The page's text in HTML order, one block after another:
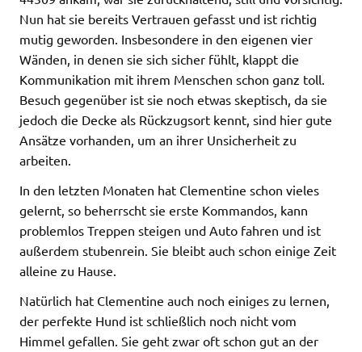
Nun hat sie bereits Vertrauen gefasst und ist richtig
mutig geworden. Insbesondere in den eigenen vier
Wänden, in denen sie sich sicher fühlt, klappt die
Kommunikation mit ihrem Menschen schon ganz toll.
Besuch gegenüber ist sie noch etwas skeptisch, da sie
jedoch die Decke als Rückzugsort kennt, sind hier gute
Ansätze vorhanden, um an ihrer Unsicherheit zu
arbeiten.
In den letzten Monaten hat Clementine schon vieles
gelernt, so beherrscht sie erste Kommandos, kann
problemlos Treppen steigen und Auto fahren und ist
außerdem stubenrein. Sie bleibt auch schon einige Zeit
alleine zu Hause.
Natürlich hat Clementine auch noch einiges zu lernen,
der perfekte Hund ist schließlich noch nicht vom
Himmel gefallen. Sie geht zwar oft schon gut an der